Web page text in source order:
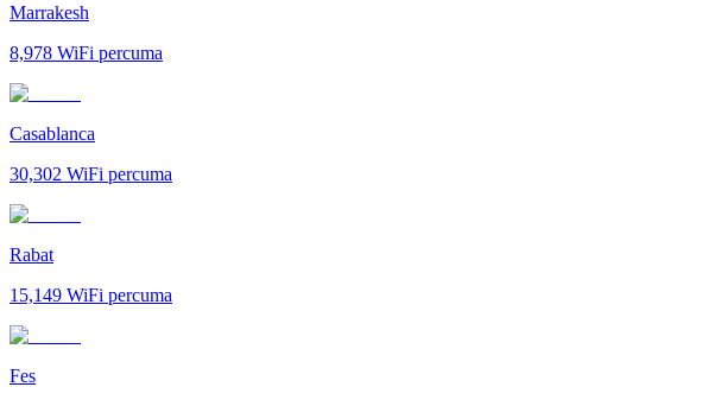
Marrakesh
8,978 WiFi percuma
Casablanca
30,302 WiFi percuma
Rabat
15,149 WiFi percuma
Fes